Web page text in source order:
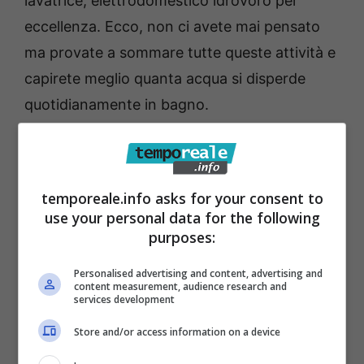
eccellenza. Ecco, non ci avete mai pensato
ma provate a sommare tutte queste attività e
capirete meglio quanta acqua si disperde
quotidianamente in bagno.
Quanta acqua consuma lo
scarico di un WC ? E’ una
quantità enorme
Abbiamo escluso dall’elenco delle azioni che
contribuiscono al consumo di acqua in bagno
quello “peggiore” di tutti ovvero
acqua dal WC
temporeale.info asks for your consent to
use your personal data for the following
purposes:
Personalised advertising and content, advertising and
content measurement, audience research and
services development
Store and/or access information on a device